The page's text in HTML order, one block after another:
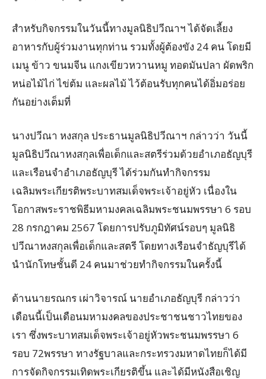
สำหรับกิจกรรมในวันนี้ทางมูลนิธิปวีณาฯ ได้จัดเลี้ยง
อาหารกับผู้ร่วมงานทุกท่าน รวมทั้งผู้ต้องขัง 24 คน โดยมี
เมนู ข้าว ขนมจีน แกงเขียวหวานหมู ทอดมันปลา ผัดพริก
หน่อไม้ไก่ ไข่ต้ม และผลไม้ ไว้ต้อนรับทุกคนได้อิ่มอร่อย
กันอย่างเต็มที่
นางปวีณา หงสกุล ประธานมูลนิธิปวีณาฯ กล่าวว่า วันนี้
มูลนิธิปวีณาหงสกุลเพื่อเด็กและสตรีร่วมด้วยอำเภอธัญบุรี
และเรือนจำอำเภอธัญบุรี ได้ร่วมกันทำกิจกรรม
เฉลิมพระเกียรติพระบาทสมเด็จพระเจ้าอยู่หัว เนื่องใน
โอกาสพระราชพิธีมหามงคลเฉลิมพระชนมพรรษา 6 รอบ
28 กรกฎาคม 2567 โดยการปรับภูมิทัศน์รอบๆ มูลนิธิ
ปวีณาหงสกุลเพื่อเด็กและสตรี โดยทางเรือนจำธัญบุรีได้
นำนักโทษชั้นดี 24 คนมาช่วยทำกิจกรรมในครั้งนี้
ด้านนายรณกร เผ่าวิจารณ์ นายอำเภอธัญบุรี กล่าวว่า
เดือนนี้เป็นเดือนมหามงคลของประชาชนชาวไทยของ
เรา ซึ่งพระบาทสมเด็จพระเจ้าอยู่หัวพระชนมพรรษา 6
รอบ 72พรรษา ทางรัฐบาลและกระทรวงมหาดไทยก็ได้มี
การจัดกิจกรรมเทิดพระเกียรติขึ้น และได้มีหนังสือเชิญ